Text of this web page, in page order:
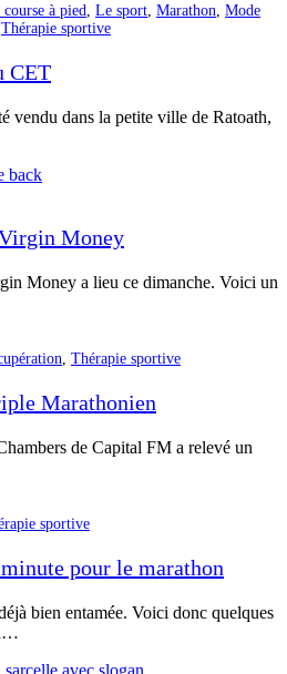
à pied Le sport Marathon Mode
Thérapie sportive
CET
vendu dans la petite ville de Ratoath,
Money
Money a lieu ce dimanche. Voici un
Thérapie sportive
Marathonien
de Capital FM a relevé un
sportive
pour le marathon
bien entamée. Voici donc quelques